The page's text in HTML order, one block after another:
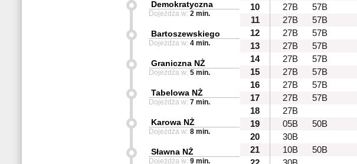
10
27B
57B
11
27B
57B
12
27B
57B
13
27B
57B
14
27B
57B
15
27B
57B
16
27B
57B
17
27B
57B
18
27B
19
05B
50B
20
30B
21
10B
50B
Demokratyczna
Dojeżdża w: 2 min.
Bartoszewskiego
Dojeżdża w: 4 min.
Graniczna NŻ
Dojeżdża w: 5 min.
Tabelowa NŻ
Dojeżdża w: 7 min.
Karowa NŻ
Dojeżdża w: 8 min.
Sławna NŻ
Dojeżdża w: 9 min.